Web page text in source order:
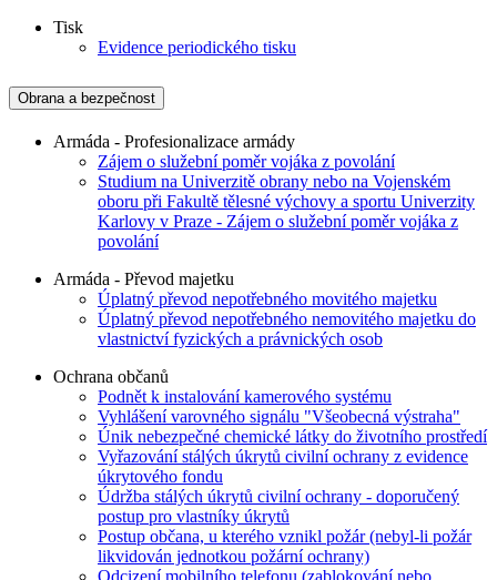
Tisk
Evidence periodického tisku
Obrana a bezpečnost
Armáda - Profesionalizace armády
Zájem o služební poměr vojáka z povolání
Studium na Univerzitě obrany nebo na Vojenském
oboru při Fakultě tělesné výchovy a sportu Univerzity
Karlovy v Praze - Zájem o služební poměr vojáka z
povolání
Armáda - Převod majetku
Úplatný převod nepotřebného movitého majetku
Úplatný převod nepotřebného nemovitého majetku do
vlastnictví fyzických a právnických osob
Ochrana občanů
Podnět k instalování kamerového systému
Vyhlášení varovného signálu "Všeobecná výstraha"
Únik nebezpečné chemické látky do životního prostředí
Vyřazování stálých úkrytů civilní ochrany z evidence
úkrytového fondu
Údržba stálých úkrytů civilní ochrany - doporučený
postup pro vlastníky úkrytů
Postup občana, u kterého vznikl požár (nebyl-li požár
likvidován jednotkou požární ochrany)
Odcizení mobilního telefonu (zablokování nebo